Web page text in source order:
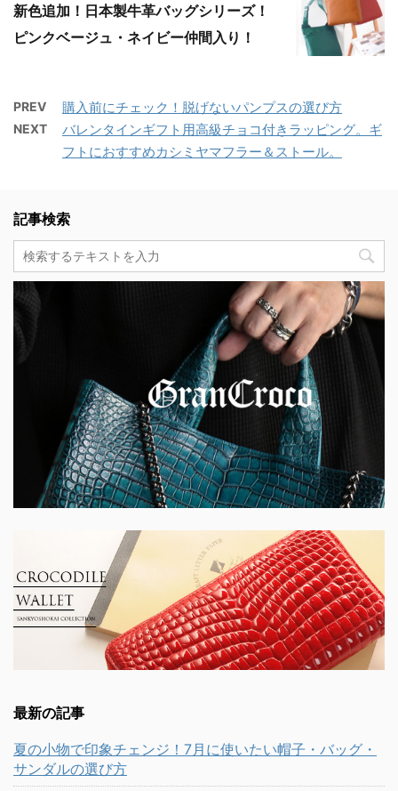
新色追加！日本製牛革バッグシリーズ！
ピンクベージュ・ネイビー仲間入り！
PREV 購入前にチェック！脱げないパンプスの選び方
NEXT
バレンタインギフト用高級チョコ付きラッピング。ギ
フトにおすすめカシミヤマフラー＆ストール。
記事検索
最新の記事
夏の小物で印象チェンジ！7月に使いたい帽子・バッグ・
サンダルの選び方